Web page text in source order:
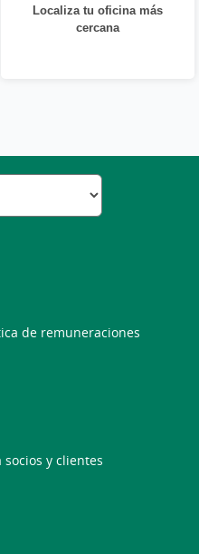
Localiza tu oficina más
cercana
de remuneraciones
y clientes